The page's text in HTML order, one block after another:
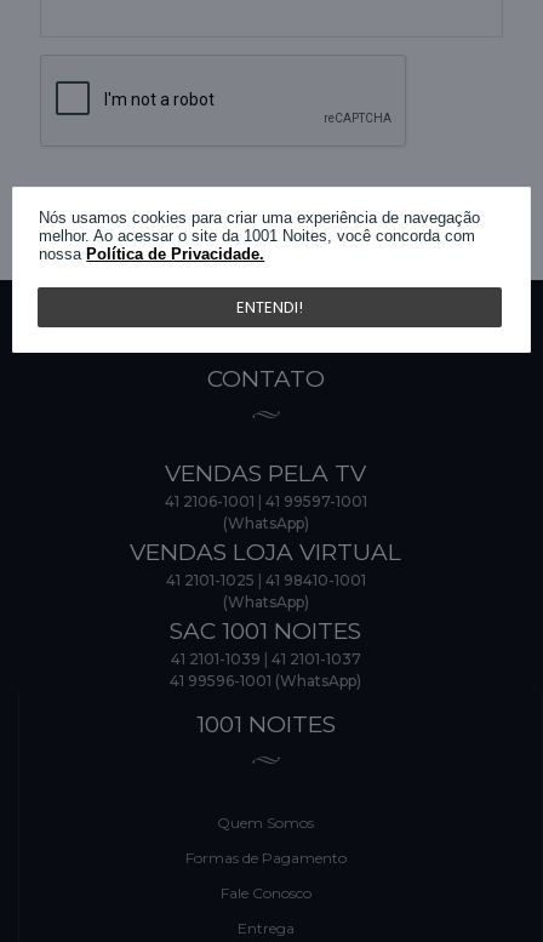
Nós usamos cookies para criar uma experiência de navegação
melhor. Ao acessar o site da 1001 Noites, você concorda com
nossa Política de Privacidade.
ENTENDI!
CONTATO
VENDAS PELA TV
41 2106-1001
41 99597-1001
(WhatsApp)
VENDAS LOJA VIRTUAL
41 2101-1025
41 98410-1001
(WhatsApp)
SAC 1001 NOITES
41 2101-1039
41 2101-1037
41 99596-1001 (WhatsApp)
1001 NOITES
Quem Somos
Formas de Pagamento
Fale Conosco
Entrega